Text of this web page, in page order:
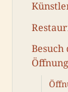
Besuch